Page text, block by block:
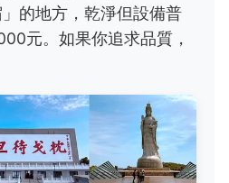
的地方，乾淨但設備普
元。如果你追求品質，